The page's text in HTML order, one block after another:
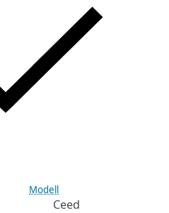
Modell
Ceed